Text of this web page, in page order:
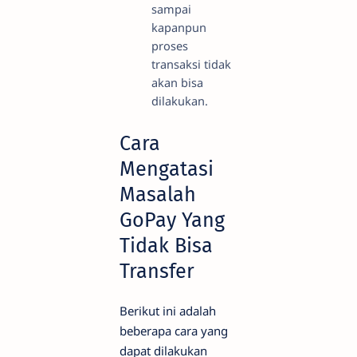
sampai
kapanpun
proses
transaksi tidak
akan bisa
dilakukan.
Cara
Mengatasi
Masalah
GoPay Yang
Tidak Bisa
Transfer
Berikut ini adalah
beberapa cara yang
dapat dilakukan